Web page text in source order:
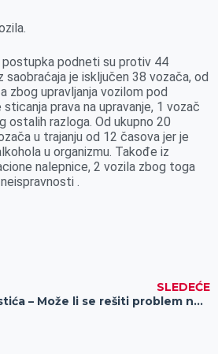
postupka podneti su protiv 44
je isključen 38 vozača, od
zbog upravljanja vozilom pod
prava na upravanje, 1 vozač
ostalih razloga. Od ukupno 20
u trajanju od 12 časova jer je
u organizmu. Takođe iz
nalepnice, 2 vozila zbog toga
.
SLEDEĆE
Ulica Laze Kostića – Može li se rešiti problem nepropisnog parkiranja?